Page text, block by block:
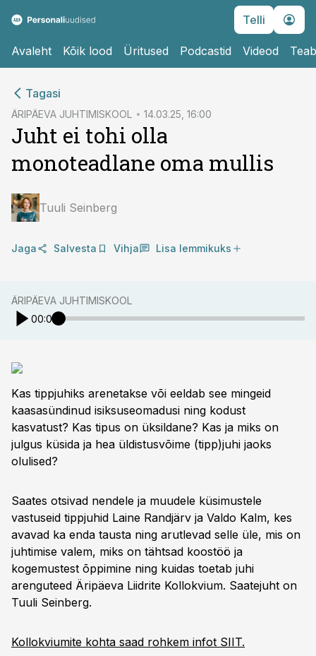
Telli
Avaleht Kõik lood Üritused Podcastid Videod
Tagasi
ÄRIPÄEVA JUHTIMISKOOL 14.03.25, 16:00
Juht ei tohi olla
monoteadlane oma mullis
Tuuli Seinberg
Jaga Salvesta Vihja Lisa lemmikuks
ÄRIPÄEVA JUHTIMISKOOL
00:00
Kas tippjuhiks arenetakse või eeldab see mingeid
kaasasündinud isiksuseomadusi ning kodust
kasvatust? Kas tipus on üksildane? Kas ja miks on
julgus küsida ja hea üldistusvõime (tipp)juhi jaoks
olulised?
Saates otsivad nendele ja muudele küsimustele
vastuseid tippjuhid Laine Randjärv ja Valdo Kalm, kes
avavad ka enda tausta ning arutlevad selle üle, mis on
juhtimise valem, miks on tähtsad koostöö ja
kogemustest õppimine ning kuidas toetab juhi
arenguteed Äripäeva Liidrite Kollokvium. Saatejuht on
Tuuli Seinberg.
Kollokviumite kohta saad rohkem infot SIIT.